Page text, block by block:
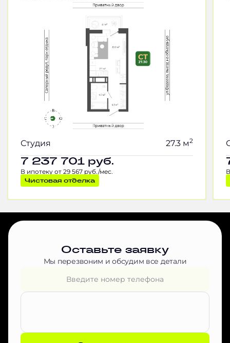
Студия 27.3 м2
7 237 701 руб.
В ипотеку от 29 567 руб./мес.
Чистовая отделка
Оставьте заявку
Мы перезвоним и обсудим все детали